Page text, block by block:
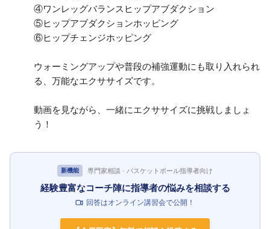
④ワンレッグバランスヒップアブダクション
⑤ヒップアブダクションホッピング
⑥ヒップチェンジホッピング
ウォーミングアップや普段の補強運動にも取り入れられ
る、万能なエクササイズです。
動画を見ながら、一緒にエクササイズに挑戦しましょ
う！
新機能 専門家相談 · バスケットボール指導者向け
経験豊富なコーチ陣に指導者の悩みを相談する
回答はオンライン講習会で公開！